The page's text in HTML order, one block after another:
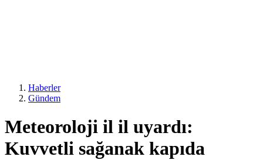
Haberler
Gündem
Meteoroloji il il uyardı:
Kuvvetli sağanak kapıda